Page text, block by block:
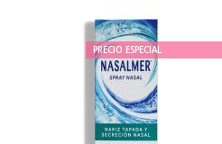
PRECIO ESPECIAL